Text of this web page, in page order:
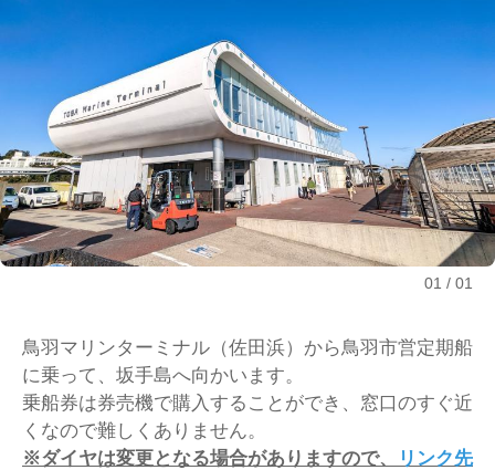
01 01
鳥羽マリンターミナル（佐田浜）から鳥羽市営定期船
に乗って、坂手島へ向かいます。
乗船券は券売機で購入することができ、窓口のすぐ近
くなので難しくありません。
※ダイヤは変更となる場合がありますので、
リンク先